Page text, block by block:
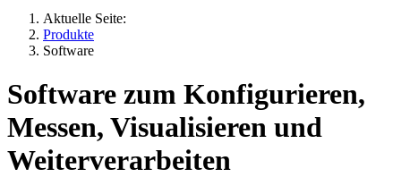
Aktuelle Seite:
Produkte
Software
Software zum Konfigurieren,
Messen, Visualisieren und
Weiterverarbeiten